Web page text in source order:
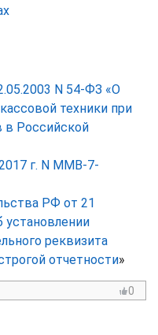
N 54-ФЗ «О
техники при
в Российской
г. N ММВ-7-
РФ от 21
установлении
реквизита
отчетности»
0